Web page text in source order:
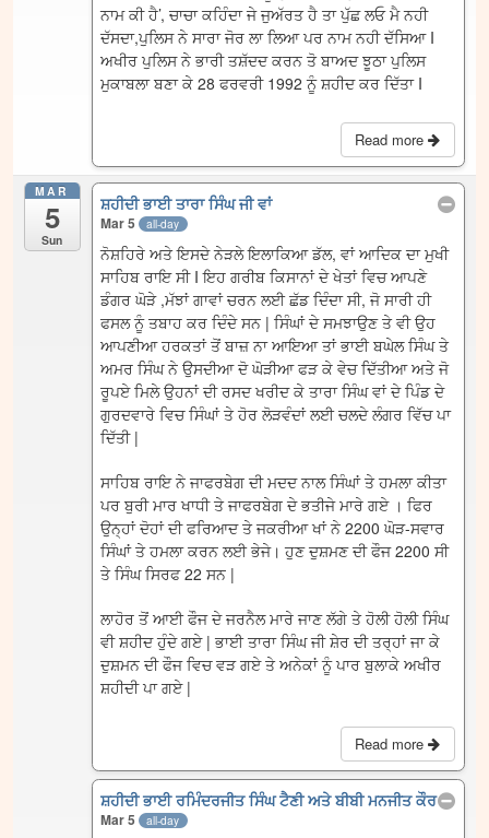
ਨਾਮ ਕੀ ਹੈ’, ਚਾਚਾ ਕਹਿੰਦਾ ਜੇ ਜੁਅੱਰਤ ਹੈ ਤਾ ਪੁੱਛ ਲਓ ਮੈ ਨਹੀ
ਦੱਸਦਾ,ਪੁਲਿਸ ਨੇ ਸਾਰਾ ਜੋਰ ਲਾ ਲਿਆ ਪਰ ਨਾਮ ਨਹੀ ਦੱਸਿਆ I
ਅਖੀਰ ਪੁਲਿਸ ਨੇ ਭਾਰੀ ਤਸ਼ੱਦਦ ਕਰਨ ਤੋ ਬਾਅਦ ਝੂਠਾ ਪੁਲਿਸ
ਮੁਕਾਬਲਾ ਬਣਾ ਕੇ 28 ਫਰਵਰੀ 1992 ਨੂੰ ਸ਼ਹੀਦ ਕਰ ਦਿੱਤਾ I
Read more
MAR
5
Sun
ਸ਼ਹੀਦੀ ਭਾਈ ਤਾਰਾ ਸਿੰਘ ਜੀ ਵਾਂ
Mar 5 all-day
ਨੋਸ਼ਹਿਰੇ ਅਤੇ ਇਸਦੇ ਨੇੜਲੇ ਇਲਾਕਿਆ ਡੱਲ, ਵਾਂ ਆਦਿਕ ਦਾ ਮੁਖੀ
ਸਾਹਿਬ ਰਾਇ ਸੀ I ਇਹ ਗਰੀਬ ਕਿਸਾਨਾਂ ਦੇ ਖੇਤਾਂ ਵਿਚ ਆਪਣੇ
ਡੰਗਰ ਘੋੜੇ ,ਮੱਝਾਂ ਗਾਵਾਂ ਚਰਨ ਲਈ ਛੱਡ ਦਿੰਦਾ ਸੀ, ਜੋ ਸਾਰੀ ਹੀ
ਫਸਲ ਨੂੰ ਤਬਾਹ ਕਰ ਦਿੰਦੇ ਸਨ | ਸਿੰਘਾਂ ਦੇ ਸਮਝਾਉਣ ਤੇ ਵੀ ਉਹ
ਆਪਣੀਆ ਹਰਕਤਾਂ ਤੋਂ ਬਾਜ਼ ਨਾ ਆਇਆ ਤਾਂ ਭਾਈ ਬਘੇਲ ਸਿੰਘ ਤੇ
ਅਮਰ ਸਿੰਘ ਨੇ ਉਸਦੀਆ ਦੋ ਘੋੜੀਆ ਫੜ ਕੇ ਵੇਚ ਦਿੱਤੀਆ ਅਤੇ ਜੋ
ਰੂਪਏ ਮਿਲੇ ਉਹਨਾਂ ਦੀ ਰਸਦ ਖਰੀਦ ਕੇ ਤਾਰਾ ਸਿੰਘ ਵਾਂ ਦੇ ਪਿੰਡ ਦੇ
ਗੁਰਦਵਾਰੇ ਵਿਚ ਸਿੰਘਾਂ ਤੇ ਹੋਰ ਲੋੜਵੰਦਾਂ ਲਈ ਚਲਦੇ ਲੰਗਰ ਵਿੱਚ ਪਾ
ਦਿੱਤੀ |
ਸਾਹਿਬ ਰਾਇ ਨੇ ਜਾਫਰਬੇਗ ਦੀ ਮਦਦ ਨਾਲ ਸਿੰਘਾਂ ਤੇ ਹਮਲਾ ਕੀਤਾ
ਪਰ ਬੁਰੀ ਮਾਰ ਖਾਧੀ ਤੇ ਜਾਫਰਬੇਗ ਦੇ ਭਤੀਜੇ ਮਾਰੇ ਗਏ । ਫਿਰ
ਉਨ੍ਹਾਂ ਦੋਹਾਂ ਦੀ ਫਰਿਆਦ ਤੇ ਜਕਰੀਆ ਖਾਂ ਨੇ 2200 ਘੋੜ-ਸਵਾਰ
ਸਿੰਘਾਂ ਤੇ ਹਮਲਾ ਕਰਨ ਲਈ ਭੇਜੇ। ਹੁਣ ਦੁਸ਼ਮਣ ਦੀ ਫੌਜ 2200 ਸੀ
ਤੇ ਸਿੰਘ ਸਿਰਫ 22 ਸਨ |
ਲਾਹੋਰ ਤੋਂ ਆਈ ਫੌਜ ਦੇ ਜਰਨੈਲ ਮਾਰੇ ਜਾਣ ਲੱਗੇ ਤੇ ਹੋਲੀ ਹੋਲੀ ਸਿੰਘ
ਵੀ ਸ਼ਹੀਦ ਹੁੰਦੇ ਗਏ | ਭਾਈ ਤਾਰਾ ਸਿੰਘ ਜੀ ਸ਼ੇਰ ਦੀ ਤਰ੍ਹਾਂ ਜਾ ਕੇ
ਦੁਸ਼ਮਨ ਦੀ ਫੌਜ ਵਿਚ ਵੜ ਗਏ ਤੇ ਅਨੇਕਾਂ ਨੂੰ ਪਾਰ ਬੁਲਾਕੇ ਅਖੀਰ
ਸ਼ਹੀਦੀ ਪਾ ਗਏ |
Read more
ਸ਼ਹੀਦੀ ਭਾਈ ਰਮਿੰਦਰਜੀਤ ਸਿੰਘ ਟੈਣੀ ਅਤੇ ਬੀਬੀ ਮਨਜੀਤ ਕੌਰ
Mar 5 all-day